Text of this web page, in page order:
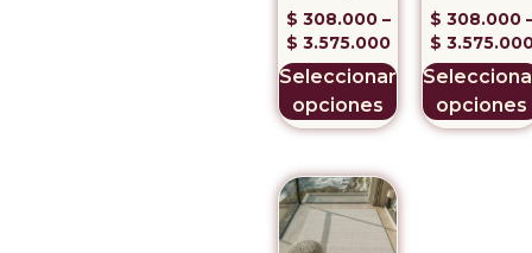
$ 308.000–
$ 3.575.000
Seleccionar
opciones
$ 308.000
$
opciones